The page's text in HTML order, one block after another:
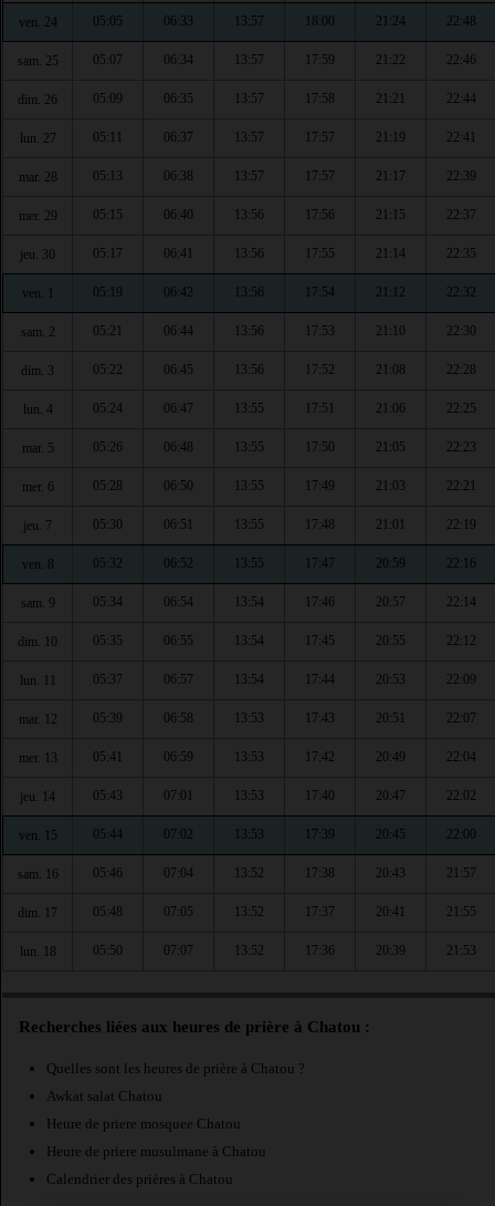
ven. 24 05:05 06:33 13:57 18:00 21:24 22:48
sam. 25 05:07 06:34 13:57 17:59 21:22 22:46
dim. 26 05:09 06:35 13:57 17:58 21:21 22:44
lun. 27 05:11 06:37 13:57 17:57 21:19 22:41
mar. 28 05:13 06:38 13:57 17:57 21:17 22:39
mer. 29 05:15 06:40 13:56 17:56 21:15 22:37
jeu. 30 05:17 06:41 13:56 17:55 21:14 22:35
ven. 1 05:19 06:42 13:56 17:54 21:12 22:32
sam. 2 05:21 06:44 13:56 17:53 21:10 22:30
dim. 3 05:22 06:45 13:56 17:52 21:08 22:28
lun. 4 05:24 06:47 13:55 17:51 21:06 22:25
mar. 5 05:26 06:48 13:55 17:50 21:05 22:23
mer. 6 05:28 06:50 13:55 17:49 21:03 22:21
jeu. 7 05:30 06:51 13:55 17:48 21:01 22:19
ven. 8 05:32 06:52 13:55 17:47 20:59 22:16
sam. 9 05:34 06:54 13:54 17:46 20:57 22:14
dim. 10 05:35 06:55 13:54 17:45 20:55 22:12
lun. 11 05:37 06:57 13:54 17:44 20:53 22:09
mar. 12 05:39 06:58 13:53 17:43 20:51 22:07
mer. 13 05:41 06:59 13:53 17:42 20:49 22:04
jeu. 14 05:43 07:01 13:53 17:40 20:47 22:02
ven. 15 05:44 07:02 13:53 17:39 20:45 22:00
sam. 16 05:46 07:04 13:52 17:38 20:43 21:57
dim. 17 05:48 07:05 13:52 17:37 20:41 21:55
lun. 18 05:50 07:07 13:52 17:36 20:39 21:53
Recherches liées aux heures de prière à Chatou :
Quelles sont les heures de prière à Chatou ?
Awkat salat Chatou
Heure de priere mosquee Chatou
Heure de priere musulmane à Chatou
Calendrier des prières à Chatou